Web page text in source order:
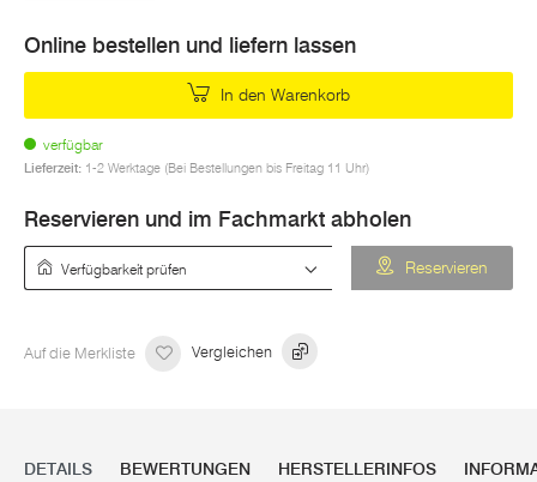
Online bestellen und liefern lassen
In den Warenkorb
verfügbar
Lieferzeit: 1-2 Werktage (Bei Bestellungen bis Freitag 11 Uhr)
Reservieren und im Fachmarkt abholen
Reservieren
Auf die Merkliste Vergleichen
DETAILS BEWERTUNGEN HERSTELLERINFOS